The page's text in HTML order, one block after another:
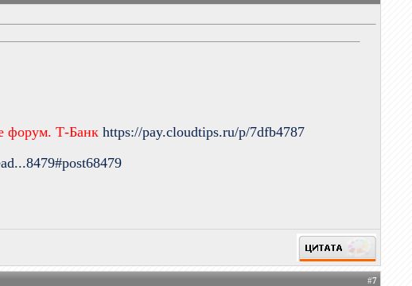
форум. Т-Банкhttps://pay.cloudtips.ru/p/7dfb4787
#7